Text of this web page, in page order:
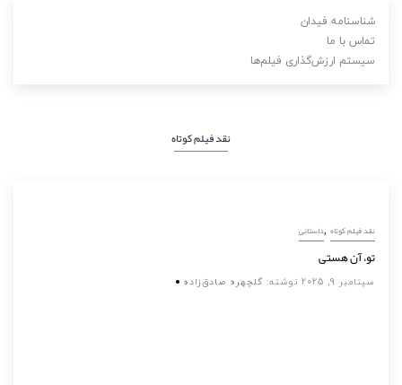
شناسنامه فیدان
تماس با ما
سیستم ارزش‌گذاری فیلم‌ها
نقد فیلم کوتاه
داستانی, نقد فیلم کوتاه
تو، آن هستی
نوشته: گلچهره صادق‌زاده سپتامبر 9, 2025